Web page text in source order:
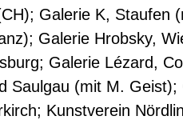
Galerie K,
Galerie Hrobsky,
Galerie Lézard,
Saulgau (mit M.
Kunstverein